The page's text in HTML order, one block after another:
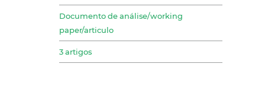
Documento de análise/working
paper/articulo
3 artigos